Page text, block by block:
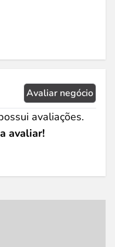
Avaliar negócio
avaliações.
avaliar!